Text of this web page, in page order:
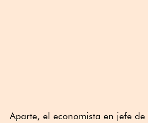
Aparte, el economista en jefe de